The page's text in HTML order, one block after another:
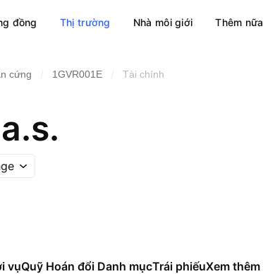
đồng Thị trường Nhà môi giới Thêm nữa
cứng 1GVR001E Tài chính
vụQuỹ Hoán đổi Danh mụcTrái phiếuXem thêm